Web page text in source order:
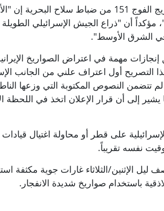
قال زامير خلال كلمة ألقاها في حفل تخريج الفوج 151 من ضباط سلاح
أن "ذراع الجيش الإسرائيلي
الشرق الأوسط".
مهمة في اعتراض الصواريخ
التصريح أول اعتراف علني من الجانب
تتضمن النصوص المكتوبة التي وزعها
إلى أن قرار الإعلان اتخذ في اللحظة
على قطر أو محاولة اغتيال
نفسه تقريباً.
الإثنين/الثلاثاء غارات جوية مكثفة
باستخدام صواريخ شديدة الانفجار.